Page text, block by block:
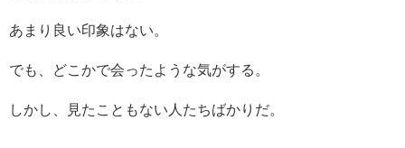
あまり良い印象はない。
でも、どこかで会ったような気がする。
しかし、見たこともない人たちばかりだ。